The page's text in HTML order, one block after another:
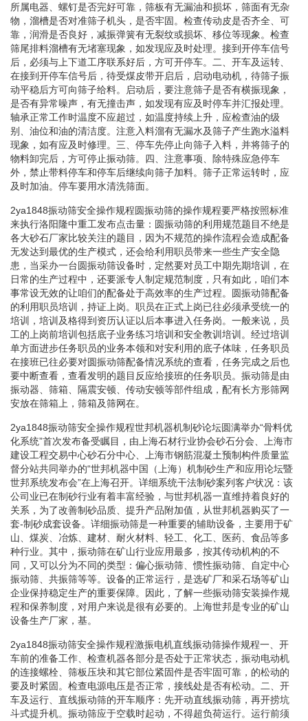
所属电器、螺钉是否完好可靠，筛板有无漏油和损坏，筛面有无杂
物，溜槽是否对准筛子机头，是否牢固。检查传动皮是否齐全、可
靠，润滑是否良好，减振弹簧有无裂纹或损坏、移位等现象。检查
筛尾排料溜槽有无堵塞现象，如发现应及时处理。接到开停车信号
后，必须与上下道工序联系好后，方可开停车。二、开车及运转、
在接到开停车信号后，待受煤皮带开启后，启动电动机，待筛子振
动平稳后方可向筛子给料。启动后，要注意筛子是否有横振现象，
是否有异常噪声，有无撞击声，如发现有应及时停车并汇报处理。
轴承正常工作时温度不应超过，如温度持续上升，应检查油的级
别、油位和油的清洁度。注意入料溜有无漏水及筛子产生跑水溢料
现象，如有应及时修理。三、停车先停止向筛子入料，并将筛子的
物料卸完后，方可停止振动筛。四、注意事项、除特殊应急停车
外，禁止带料停车和停车后继续向筛子加料。筛子正常运转时，应
及时加油。停车要用水清洗筛面。
2ya1848振动筛安全操作规程圆振动筛的操作规程要严格按照标准
来执行洛阳隆中重工发布点击量：圆振动筛的利用规范题目不绝是
各大砂石厂家比较关注的题目，因为不规范的操作流程会造成配备
无发达到最优的生产模式，还会给利用职员带来一些生产安全隐
患，当采办一台圆振动筛设备时，定然要对员工中期先期培训，在
日常的生产过程中，还要派专人制定规范制度，只有如此，咱们本
事常设无效的让咱们的配备处于高效率的生产过程。圆振动筛配备
的利用职员培训，持证上岗。职员在正式上岗已往必须承受统一的
培训，培训及格得到资历认证以后本事进入任务岗。一般来说，员
工的上岗前培训包括底子业务练习培训和安全教训培训。经过培训
单方面进步任务职员的业务本领和对安利用的底子体味，任务职员
在接班已往必要对圆振动筛配备情况系统的查看，任务完成之后也
要中断查看，查看发明的题目反应给接班的任务职员。振动筛是由
振动器、筛箱、隔震安顿、传动安顿等部件组成，配有长方形筛网
安放在筛箱上，筛箱及筛网在。
2ya1848振动筛安全操作规程世邦机器机制砂论坛圆满举办“骨料优
化系统”首次发布备受瞩目，由上海石材行业协会砂石分会、上海市
建设工程交易中心砂石分中心、上海市钢筋混凝土预制构件质量监
督分站共同举办的“世邦机器中国（上海）机制砂生产和应用论坛暨
世邦系统发布会”在上海召开。详细系统干法制砂案列客户状况：该
公司业已在制砂行业有着丰富经验，与世邦机器一直维持着良好的
关系，为了改善制砂品质、提升产品附加值，从世邦机器购买了一
套-制砂成套设备。详细振动筛是一种重要的辅助设备，主要用于矿
山、煤炭、冶炼、建材、耐火材料、轻工、化工、医药、食品等多
种行业。其中，振动筛在矿山行业应用最多，按其传动机构的不
同，又可以分为不同的类型：偏心振动筛、惯性振动筛、自定中心
振动筛、共振筛等等。设备的正常运行，是选矿厂和采石场等矿山
企业保持稳定生产的重要保障。因此，了解一些振动筛安装操作规
程和保养制度，对用户来说是很有必要的。上海世邦是专业的矿山
设备生产厂家，基。
2ya1848振动筛安全操作规程激振电机直线振动筛操作规程一、开
车前的准备工作、检查机器各部分是否处于正常状态，振动电动机
的连接螺栓、筛板压块和其它部位紧固件是否牢固可靠，的松动的
要及时紧固。检查电源电压是否正常，接线处是否有松动。二、开
车及运行、直线振动筛的开车顺序：先开动直线振动筛，再开捞坑
斗式提升机。振动筛应于空载时起动，不得超负荷运行。运行前须